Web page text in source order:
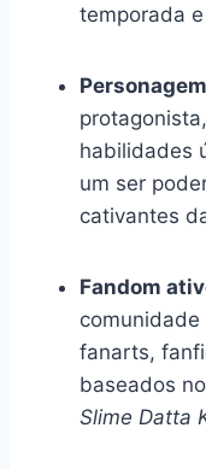
temporada
habilidades
um ser
cativantes
Fandom
fanarts,
baseados
Slime Datta